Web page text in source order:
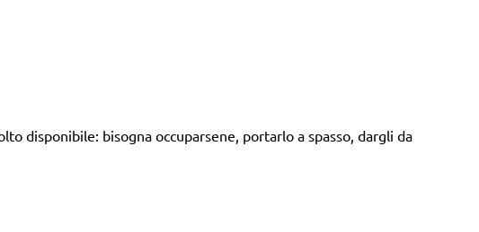
disponibile: bisogna occuparsene, portarlo a spasso, dargli da